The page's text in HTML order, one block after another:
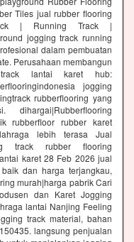
Tiles jual rubber flooring
| Running Track |
jogging track running
dalam pembuatan
Perusahaan membangun
lantai karet hub:
jogging
rubberflooring yang
rubberfloor rubber karet
lebih terasa Jual
track rubber flooring
karet 28 Feb 2026 jual
dan harga terjangkau,
murah|harga pabrik Cari
dan Karet Jogging
lantai Nanjing Feeling
track material, bahan
langsung penjualan